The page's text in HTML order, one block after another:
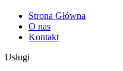
Strona Główna
O nas
Kontakt
Usługi